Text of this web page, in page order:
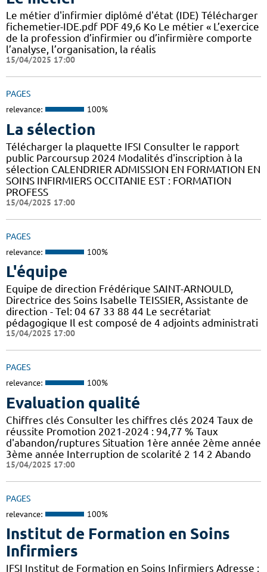
Le métier d'infirmier diplômé d'état (IDE) Télécharger
fichemetier-IDE.pdf PDF 49,6 Ko Le métier « L’exercice
de la profession d’infirmier ou d’infirmière comporte
l’analyse, l’organisation, la réalis
15/04/2025 17:00
PAGES
relevance: 100%
La sélection
Télécharger la plaquette IFSI Consulter le rapport
public Parcoursup 2024 Modalités d'inscription à la
sélection CALENDRIER ADMISSION EN FORMATION EN
SOINS INFIRMIERS OCCITANIE EST : FORMATION
PROFESS
15/04/2025 17:00
PAGES
relevance: 100%
L'équipe
Equipe de direction Frédérique SAINT-ARNOULD,
Directrice des Soins Isabelle TEISSIER, Assistante de
direction - Tel: 04 67 33 88 44 Le secrétariat
pédagogique Il est composé de 4 adjoints administrati
15/04/2025 17:00
PAGES
relevance: 100%
Evaluation qualité
Chiffres clés Consulter les chiffres clés 2024 Taux de
réussite Promotion 2021-2024 : 94,77 % Taux
d'abandon/ruptures Situation 1ère année 2ème année
3ème année Interruption de scolarité 2 14 2 Abando
15/04/2025 17:00
PAGES
relevance: 100%
Institut de Formation en Soins
Infirmiers
IFSI Institut de Formation en Soins Infirmiers Adresse :